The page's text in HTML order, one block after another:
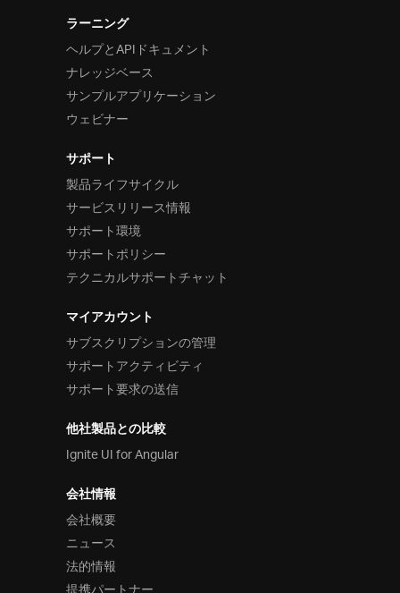
ラーニング
ヘルプとAPIドキュメント
ナレッジベース
サンプルアプリケーション
ウェビナー
サポート
製品ライフサイクル
サービスリリース情報
サポート環境
サポートポリシー
テクニカルサポートチャット
マイアカウント
サブスクリプションの管理
サポートアクティビティ
サポート要求の送信
他社製品との比較
Ignite UI for Angular
会社情報
会社概要
ニュース
法的情報